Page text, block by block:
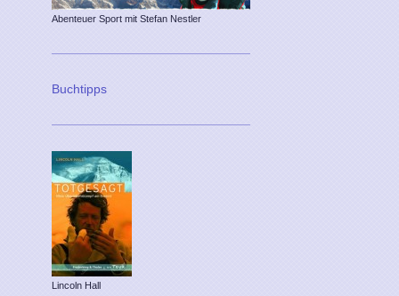
Abenteuer Sport mit Stefan Nestler
Buchtipps
Lincoln Hall